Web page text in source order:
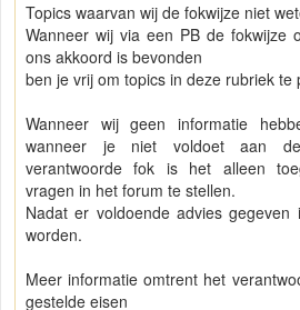
Topics waarvan wij de fokwijze niet
Wanneer wij via een PB de fokwijze
ons akkoord is bevonden
ben je vrij om topics in deze rubriek te
Wanneer wij geen informatie
wanneer je niet voldoet aan
verantwoorde fok is het alleen
vragen in het forum te stellen.
Nadat er voldoende advies
worden.
Meer informatie omtrent het
gestelde eisen